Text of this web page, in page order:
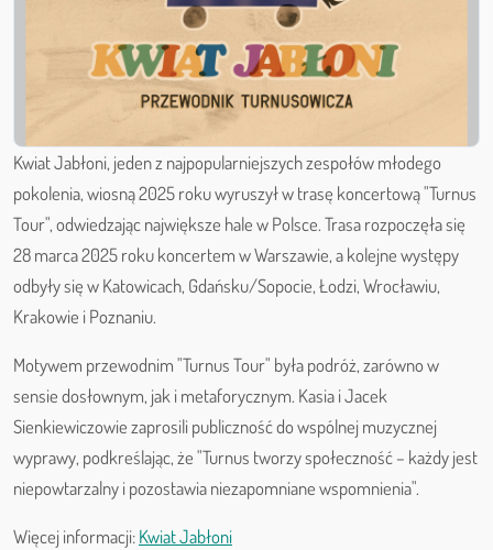
​Kwiat Jabłoni, jeden z najpopularniejszych zespołów młodego
pokolenia, wiosną 2025 roku wyruszył w trasę koncertową "Turnus
Tour", odwiedzając największe hale w Polsce. Trasa rozpoczęła się
28 marca 2025 roku koncertem w Warszawie, a kolejne występy
odbyły się w Katowicach, Gdańsku/Sopocie, Łodzi, Wrocławiu,
Krakowie i Poznaniu. ​
Motywem przewodnim "Turnus Tour" była podróż, zarówno w
sensie dosłownym, jak i metaforycznym. Kasia i Jacek
Sienkiewiczowie zaprosili publiczność do wspólnej muzycznej
wyprawy, podkreślając, że "Turnus tworzy społeczność – każdy jest
niepowtarzalny i pozostawia niezapomniane wspomnienia".
Więcej informacji:Kwiat Jabłoni